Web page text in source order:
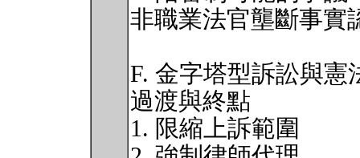
非職業法官壟斷事實
F. 金字塔型訴訟與憲
過渡與終點
1. 限縮上訴範圍